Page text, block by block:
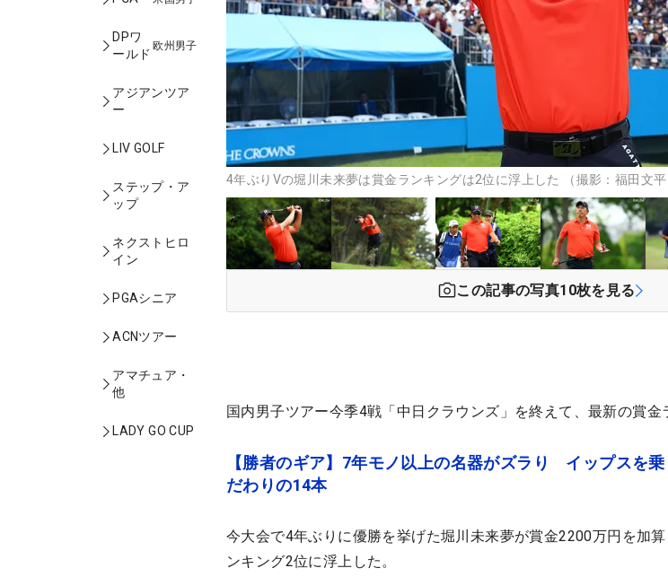
DPワ
ールド
欧州男子
アジアンツア
ー
LIV GOLF
ステップ・ア
ップ
ネクストヒロ
イン
PGAシニア
ACNツアー
アマチュア・
他
LADY GO CUP
4年ぶりVの堀川未来夢は賞金ランキングは2位に浮上した （撮影：福田文平
この記事の写真10枚を見る
国内男子ツアー今季4戦「中日クラウンズ」を終えて、最新の賞金
【勝者のギア】7年モノ以上の名器がズラり イップスを
だわりの14本
今大会で4年ぶりに優勝を挙げた堀川未来夢が賞金2200万円を加
ンキング2位に浮上した。